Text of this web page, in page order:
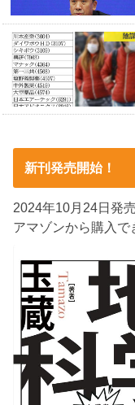
陰謀
新刊発売開始！
2024年10月24日発売
アマゾンから購入で